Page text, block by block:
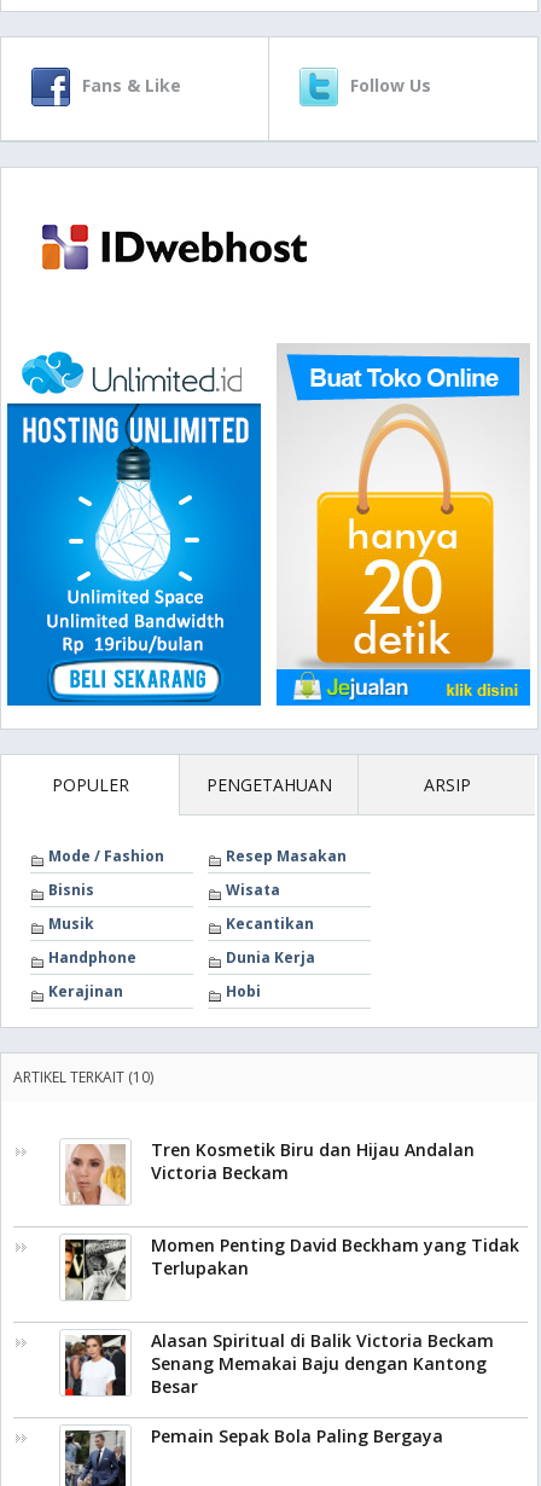
Fans & Like Follow Us
POPULER PENGETAHUAN ARSIP
Mode / Fashion
Resep Masakan
Bisnis
Wisata
Musik
Kecantikan
Handphone
Dunia Kerja
Kerajinan
Hobi
ARTIKEL TERKAIT (10)
Tren Kosmetik Biru dan Hijau Andalan
Victoria Beckam
Momen Penting David Beckham yang Tidak
Terlupakan
Alasan Spiritual di Balik Victoria Beckam
Senang Memakai Baju dengan Kantong
Besar
Pemain Sepak Bola Paling Bergaya